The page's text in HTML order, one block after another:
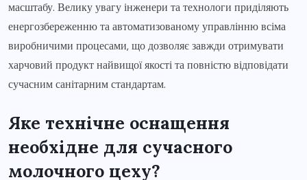
масштабу. Велику увагу інженери та технологи приділяють
енергозбереженню та автоматизованому управлінню всіма
виробничими процесами, що дозволяє завжди отримувати
харчовий продукт найвищої якості та повністю відповідати
сучасним санітарним стандартам.
Яке технічне оснащення
необхідне для сучасного
молочного цеху?